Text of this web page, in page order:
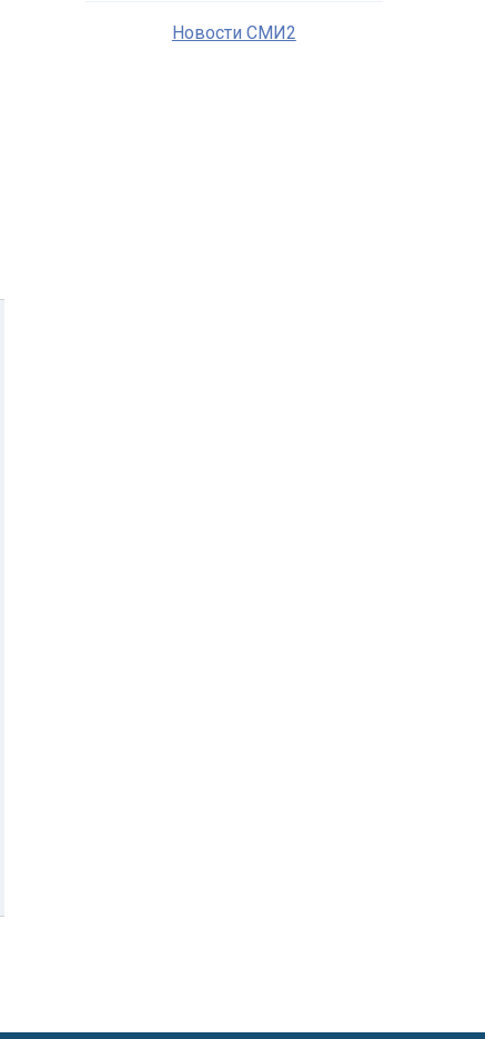
Новости СМИ2